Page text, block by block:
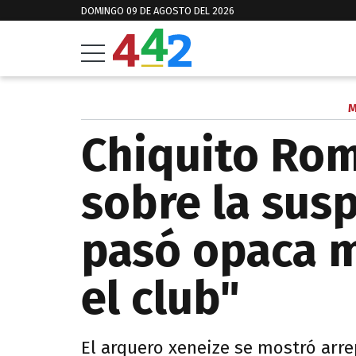
DOMINGO 09 DE AGOSTO DEL 2026
Chiquito
sobre la
pasó opaca
el club"
El arquero xeneize se mostró